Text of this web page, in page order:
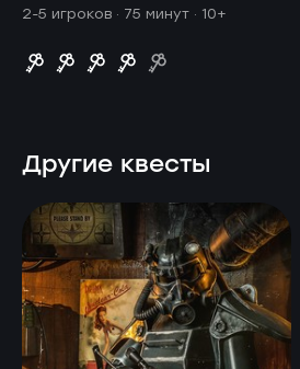
2-5 игроков · 75 минут · 10+
Другие квесты